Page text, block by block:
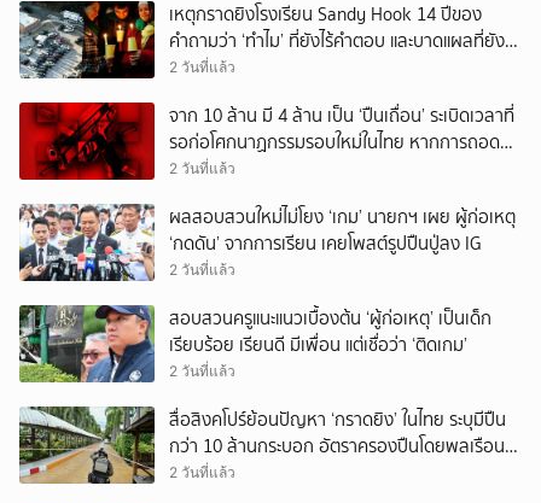
เหตุกราดยิงโรงเรียน Sandy Hook 14 ปีของ
คำถามว่า ‘ทำไม’ ที่ยังไร้คำตอบ และบาดแผลที่ยัง
ทวงความรับผิดชอบไม่จบ
2 วันที่แล้ว
จาก 10 ล้าน มี 4 ล้าน เป็น ‘ปืนเถื่อน’ ระเบิดเวลาที่
รอก่อโศกนาฏกรรมรอบใหม่ในไทย หากการถอดบท
เรียนของรัฐเป็นเพียง ‘ลมปาก’
2 วันที่แล้ว
ผลสอบสวนใหม่ไม่โยง ‘เกม’ นายกฯ เผย ผู้ก่อเหตุ
‘กดดัน’ จากการเรียน เคยโพสต์รูปปืนปู่ลง IG
2 วันที่แล้ว
สอบสวนครูแนะแนวเบื้องต้น ‘ผู้ก่อเหตุ’ เป็นเด็ก
เรียบร้อย เรียนดี มีเพื่อน แต่เชื่อว่า ‘ติดเกม’
2 วันที่แล้ว
สื่อสิงคโปร์ย้อนปัญหา ‘กราดยิง’ ในไทย ระบุมีปืน
กว่า 10 ล้านกระบอก อัตราครองปืนโดยพลเรือน
สูงที่สุดในภูมิภาค
2 วันที่แล้ว